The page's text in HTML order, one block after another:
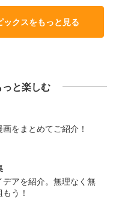
クスをもっと見る
と楽しむ
をまとめてご紹介！
アを紹介。無理なく無
う！